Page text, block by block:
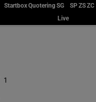
StartboxQuoteringSG SPZSZC
Live
1